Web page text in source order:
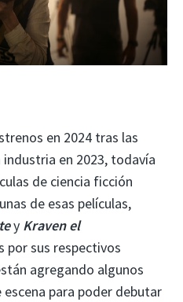
en 2024 tras las
en 2023, todavía
de ciencia ficción
de esas películas,
y Kraven el
por sus respectivos
agregando algunos
para poder debutar